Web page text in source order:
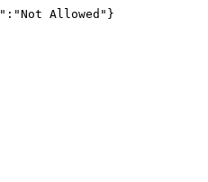
Allowed"}